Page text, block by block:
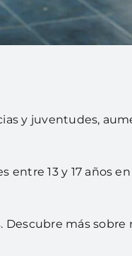
y juventudes,
13 y 17 años
Descubre más